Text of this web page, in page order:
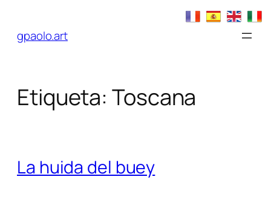
contenido
gpaolo.art
Etiqueta: Toscana
La huida del buey